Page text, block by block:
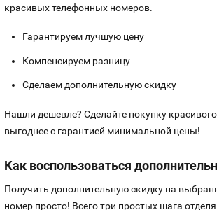
красивых телефонных номеров.
Гарантируем лучшую цену
Компенсируем разницу
Сделаем дополнительную скидку
Нашли дешевле? Сделайте покупку
выгоднее с гарантией минимальной цены!
Как воспользоваться
Получить дополнительную скидку на
номер просто! Всего три простых шага